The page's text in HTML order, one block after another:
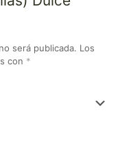
será publicada. Los
con *